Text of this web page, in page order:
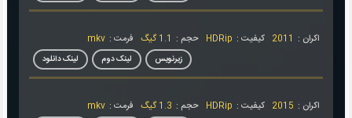
اکران : 2011 کیفیت : HDRip حجم : 1.1 گیگ فرمت : mkv
لینک دانلود لینک دوم زیرنویس
اکران : 2015 کیفیت : HDRip حجم : 1.3 گیگ فرمت : mkv